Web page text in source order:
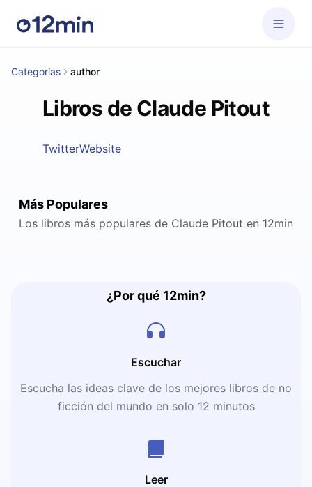
Categorías author
Libros de Claude Pitout
TwitterWebsite
Más Populares
Los libros más populares de Claude Pitout en 12min
¿Por qué 12min?
Escuchar
Escucha las ideas clave de los mejores libros de no
ficción del mundo en solo 12 minutos
Leer